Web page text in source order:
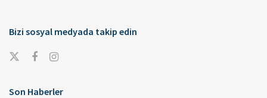
Bizi sosyal medyada takip edin
Son Haberler